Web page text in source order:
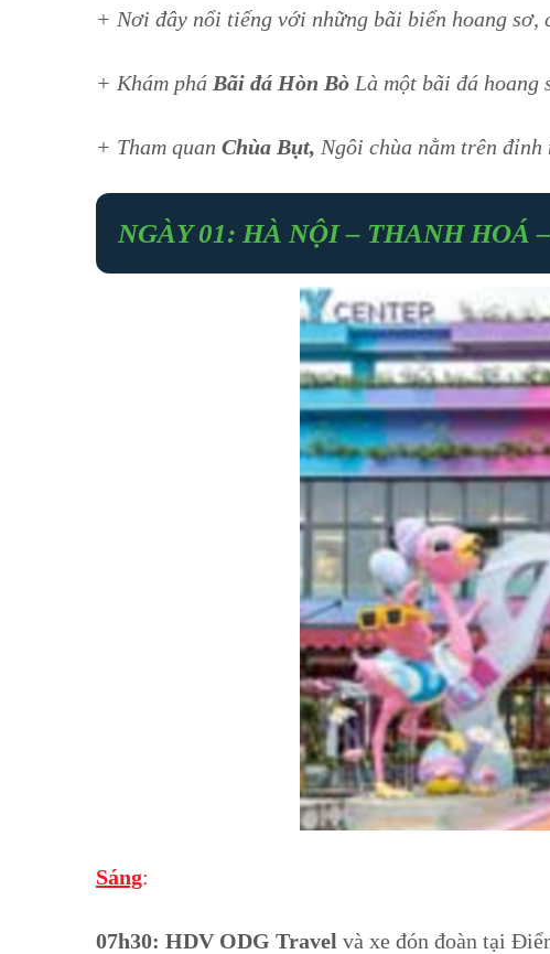
+ Nơi đây nổi tiếng với những bãi biển hoang sơ,
+ Khám phá Bãi đá Hòn Bò Là một bãi đá hoang
+ Tham quan Chùa Bụt, Ngôi chùa nằm trên đỉnh
NGÀY 01: HÀ NỘI – THANH
Sáng:
07h30: HDV ODG Travel và xe đón đoàn tại